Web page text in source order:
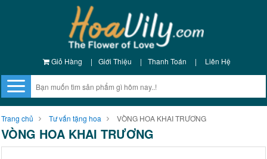
Giỏ Hàng | Giới Thiệu | Thanh Toán | Liên Hệ
Trang chủ Tư vấn tặng hoa VÒNG HOA KHAI TRƯƠNG
VÒNG HOA KHAI TRƯƠNG